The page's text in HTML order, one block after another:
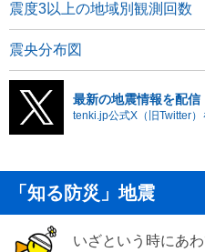
震度3以上の地域別観測回数
震央分布図
最新の地震情報を配信
tenki.jp公式X（旧Twitter）
「知る防災」地震
いざという時にあ